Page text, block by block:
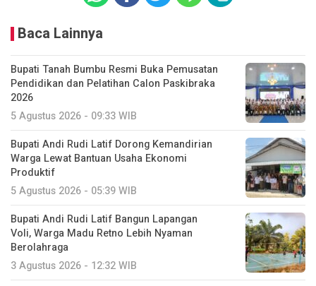
Baca Lainnya
Bupati Tanah Bumbu Resmi Buka Pemusatan
Pendidikan dan Pelatihan Calon Paskibraka
2026
5 Agustus 2026 - 09:33 WIB
Bupati Andi Rudi Latif Dorong Kemandirian
Warga Lewat Bantuan Usaha Ekonomi
Produktif
5 Agustus 2026 - 05:39 WIB
Bupati Andi Rudi Latif Bangun Lapangan
Voli, Warga Madu Retno Lebih Nyaman
Berolahraga
3 Agustus 2026 - 12:32 WIB